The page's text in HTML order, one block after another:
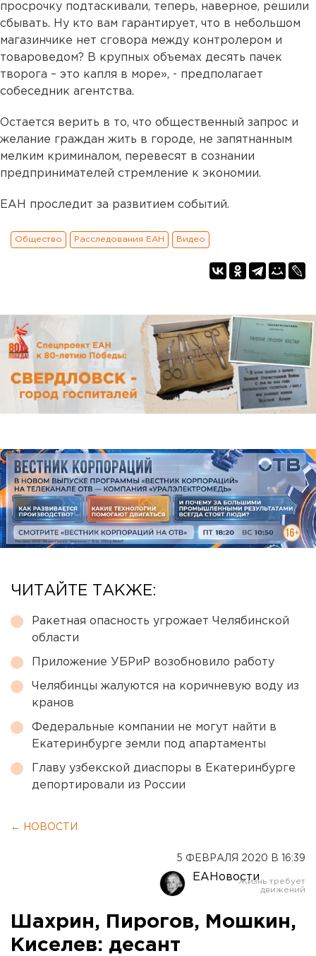
просрочку подтаскивали, теперь, наверное, решили
сбывать. Ну кто вам гарантирует, что в небольшом
магазинчике нет сговора между контролером и
товароведом? В крупных объемах десять пачек
творога – это капля в море», - предполагает
собеседник агентства.
Остается верить в то, что общественный запрос и
желание граждан жить в городе, не запятнанным
мелким криминалом, перевесят в сознании
предпринимателей стремление к экономии.
ЕАН проследит за развитием событий.
Общество Расследования ЕАН Видео
ЧИТАЙТЕ ТАКЖЕ:
Ракетная опасность угрожает Челябинской
области
Приложение УБРиР возобновило работу
Челябинцы жалуются на коричневую воду из
кранов
Федеральные компании не могут найти в
Екатеринбурге земли под апартаменты
Главу узбекской диаспоры в Екатеринбурге
депортировали из России
← НОВОСТИ
5 ФЕВРАЛЯ 2020 В 16:39
ЕАНовости
Шахрин, Пирогов, Мошкин,
Киселев: десант